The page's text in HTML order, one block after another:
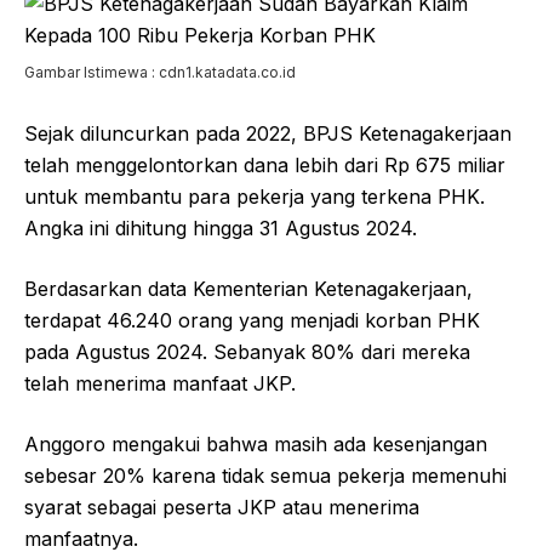
Gambar Istimewa : cdn1.katadata.co.id
Sejak diluncurkan pada 2022, BPJS Ketenagakerjaan
telah menggelontorkan dana lebih dari Rp 675 miliar
untuk membantu para pekerja yang terkena PHK.
Angka ini dihitung hingga 31 Agustus 2024.
Berdasarkan data Kementerian Ketenagakerjaan,
terdapat 46.240 orang yang menjadi korban PHK
pada Agustus 2024. Sebanyak 80% dari mereka
telah menerima manfaat JKP.
Anggoro mengakui bahwa masih ada kesenjangan
sebesar 20% karena tidak semua pekerja memenuhi
syarat sebagai peserta JKP atau menerima
manfaatnya.